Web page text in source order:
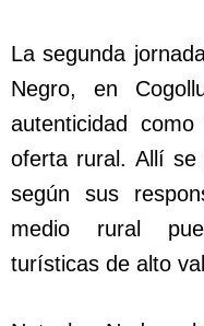
La segunda
Negro, en
autenticidad
oferta rural. Allí se
según sus
medio rural
turísticas de alto